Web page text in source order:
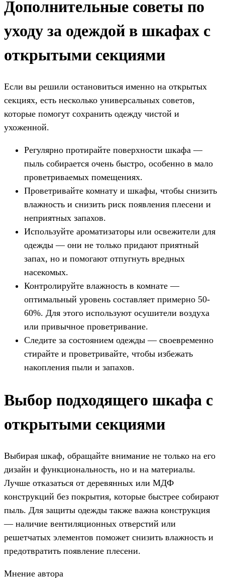
Дополнительные советы по
уходу за одеждой в шкафах с
открытыми секциями
Если вы решили остановиться именно на открытых
секциях, есть несколько универсальных советов,
которые помогут сохранить одежду чистой и
ухоженной.
Регулярно протирайте поверхности шкафа —
пыль собирается очень быстро, особенно в мало
проветриваемых помещениях.
Проветривайте комнату и шкафы, чтобы снизить
влажность и снизить риск появления плесени и
неприятных запахов.
Используйте ароматизаторы или освежители для
одежды — они не только придают приятный
запах, но и помогают отпугнуть вредных
насекомых.
Контролируйте влажность в комнате —
оптимальный уровень составляет примерно 50-
60%. Для этого используют осушители воздуха
или привычное проветривание.
Следите за состоянием одежды — своевременно
стирайте и проветривайте, чтобы избежать
накопления пыли и запахов.
Выбор подходящего шкафа с
открытыми секциями
Выбирая шкаф, обращайте внимание не только на его
дизайн и функциональность, но и на материалы.
Лучше отказаться от деревянных или МДФ
конструкций без покрытия, которые быстрее собирают
пыль. Для защиты одежды также важна конструкция
— наличие вентиляционных отверстий или
решетчатых элементов поможет снизить влажность и
предотвратить появление плесени.
Мнение автора